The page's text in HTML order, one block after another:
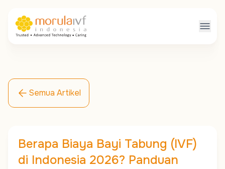
Semua Artikel
Berapa Biaya Bayi Tabung (IVF)
di Indonesia 2026? Panduan